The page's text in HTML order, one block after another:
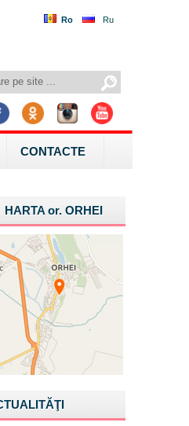
Ro Ru
CONTACTE
HARTA or.ORHEI